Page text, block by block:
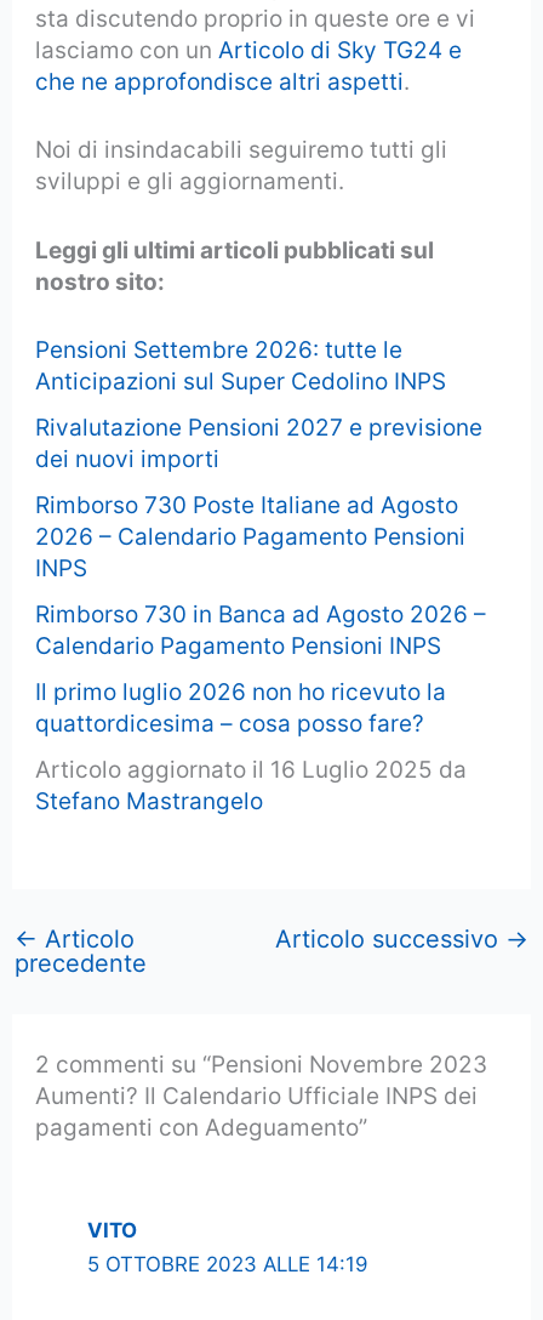
sta discutendo proprio in queste ore e vi
lasciamo con unArticolo di Sky TG24 e
che ne approfondisce altri aspetti.
Noi di insindacabili seguiremo tutti gli
sviluppi e gli aggiornamenti.
Leggi gli ultimi articoli pubblicati sul
nostro sito:
Pensioni Settembre 2026: tutte le
Anticipazioni sul Super Cedolino INPS
Rivalutazione Pensioni 2027 e previsione
dei nuovi importi
Rimborso 730 Poste Italiane ad Agosto
2026 – Calendario Pagamento Pensioni
INPS
Rimborso 730 in Banca ad Agosto 2026 –
Calendario Pagamento Pensioni INPS
Il primo luglio 2026 non ho ricevuto la
quattordicesima – cosa posso fare?
Articolo aggiornato il 16 Luglio 2025 da
Stefano Mastrangelo
← Articolo
precedente
Articolo successivo →
2 commenti su “Pensioni Novembre 2023
Aumenti? Il Calendario Ufficiale INPS dei
pagamenti con Adeguamento”
VITO
5 OTTOBRE 2023 ALLE 14:19